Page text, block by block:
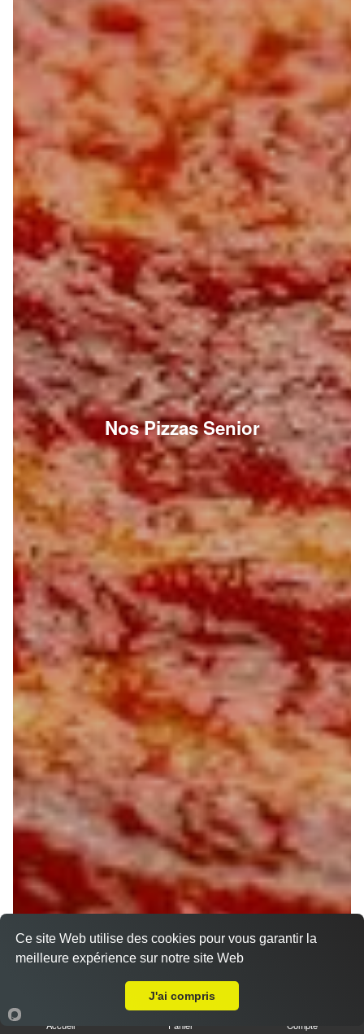
Nos Pizzas Senior
Accueil Panier Compte
Ce site Web utilise des cookies pour vous garantir la
meilleure expérience sur notre site Web
J'ai compris